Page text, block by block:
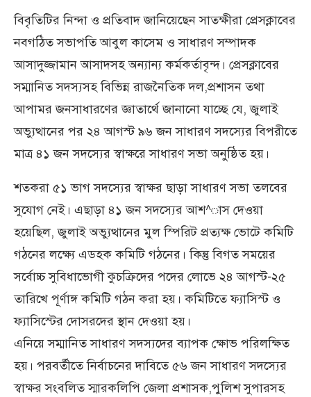
বিবৃতিটির নিন্দা ও প্রতিবাদ জানিয়েছেন সাতক্ষীরা প্রেসক্লাবের
নবগঠিত সভাপতি আবুল কাসেম ও সাধারণ সম্পাদক
আসাদুজ্জামান আসাদসহ অন্যান্য কর্মকর্তাবৃন্দ। প্রেসক্লাবের
সম্মানিত সদস্যসহ বিভিন্ন রাজনৈতিক দল,প্রশাসন তথা
আপামর জনসাধারণের জ্ঞাতার্থে জানানো যাচ্ছে যে, জুলাই
অভ্যুত্থানের পর ২৪ আগস্ট ৯৬ জন সাধারণ সদস্যের বিপরীতে
মাত্র ৪১ জন সদস্যের স্বাক্ষরে সাধারণ সভা অনুষ্ঠিত হয়।
শতকরা ৫১ ভাগ সদস্যের স্বাক্ষর ছাড়া সাধারণ সভা তলবের
সুযোগ নেই। এছাড়া ৪১ জন সদস্যের আশ^াস দেওয়া
হয়েছিল, জুলাই অভ্যুত্থানের মুল স্পিরিট প্রত্যক্ষ ভোটে কমিটি
গঠনের লক্ষ্যে এডহক কমিটি গঠনের। কিন্তু বিগত সময়ের
সর্বোচ্চ সুবিধাভোগী কুচক্রিদের পদের লোভে ২৪ আগস্ট-২৫
তারিখে পূর্ণাঙ্গ কমিটি গঠন করা হয়। কমিটিতে ফ্যাসিস্ট ও
ফ্যাসিস্টের দোসরদের স্থান দেওয়া হয়।
এনিয়ে সম্মানিত সাধারণ সদস্যদের ব্যাপক ক্ষোভ পরিলক্ষিত
হয়। পরবর্তীতে নির্বাচনের দাবিতে ৫৬ জন সাধারণ সদস্যের
স্বাক্ষর সংবলিত স্মারকলিপি জেলা প্রশাসক,পুলিশ সুপারসহ